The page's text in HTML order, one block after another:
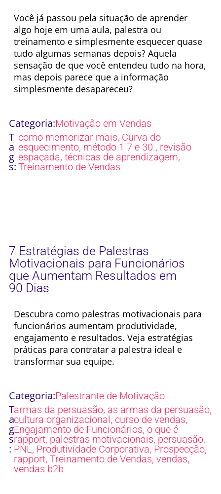
Você já passou pela situação de aprender
algo hoje em uma aula, palestra ou
treinamento e simplesmente esquecer quase
tudo algumas semanas depois? Aquela
sensação de que você entendeu tudo na hora,
mas depois parece que a informação
simplesmente desapareceu?
Categoria:Motivação em Vendas
T
a
g
s:
como memorizar mais, Curva do
esquecimento, método 1 7 e 30., revisão
espaçada,técnicas de aprendizagem,
Treinamento de Vendas
7 Estratégias de Palestras
Motivacionais para Funcionários
que Aumentam Resultados em
90 Dias
Descubra como palestras motivacionais para
funcionários aumentam produtividade,
engajamento e resultados. Veja estratégias
práticas para contratar a palestra ideal e
transformar sua equipe.
Categoria:Palestrante de Motivação
T
a
g
s
:
armas da persuasão, as armas da persuasão,
cultura organizacional, curso de vendas,
Engajamento de Funcionários, o que é
rapport, palestras motivacionais, persuasão,
PNL, Produtividade Corporativa, Prospecção,
rapport, Treinamento de Vendas, vendas,
vendas b2b